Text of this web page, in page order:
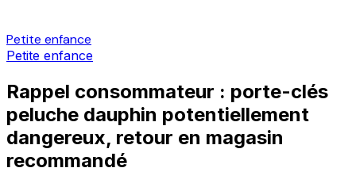
Petite enfance
Petite enfance
Rappel consommateur : porte-clés
peluche dauphin potentiellement
dangereux, retour en magasin
recommandé